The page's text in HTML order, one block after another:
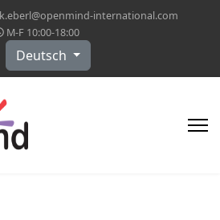
k.eberl@openmind-international.com
M-F 10:00-18:00
Sprache auswählen
Deutsch